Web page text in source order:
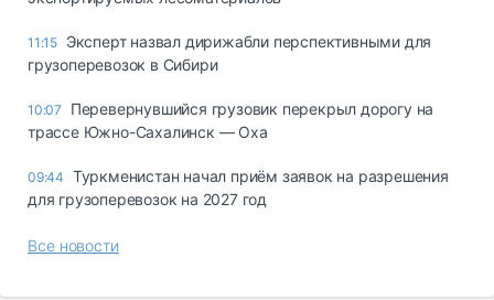
11:15 Эксперт назвал дирижабли перспективными для
грузоперевозок в Сибири
10:07
Перевернувшийся грузовик перекрыл дорогу на
трассе Южно-Сахалинск — Оха
09:44 Туркменистан начал приём заявок на разрешения
для грузоперевозок на 2027 год
Все новости